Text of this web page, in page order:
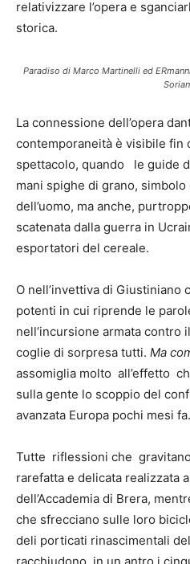
relativizzare l’opera e
storica.
Paradiso di Marco Martinelli ed
La connessione dell’opera
contemporaneità è visibile fin
spettacolo, quando le guide
mani spighe di grano, simbolo
dell’uomo, ma anche,
scatenata dalla guerra in
esportatori del cereale.
O nell’invettiva di Giustiniano
potenti in cui riprende le
nell’incursione armata contro
coglie di sorpresa tutti. Ma
assomiglia molto all’effetto
sulla gente lo scoppio del
avanzata Europa pochi mesi fa.
Tutte riflessioni che
rarefatta e delicata realizzata
dell’Accademia di Brera,
che sfrecciano sulle loro
deli porticati rinascimentali